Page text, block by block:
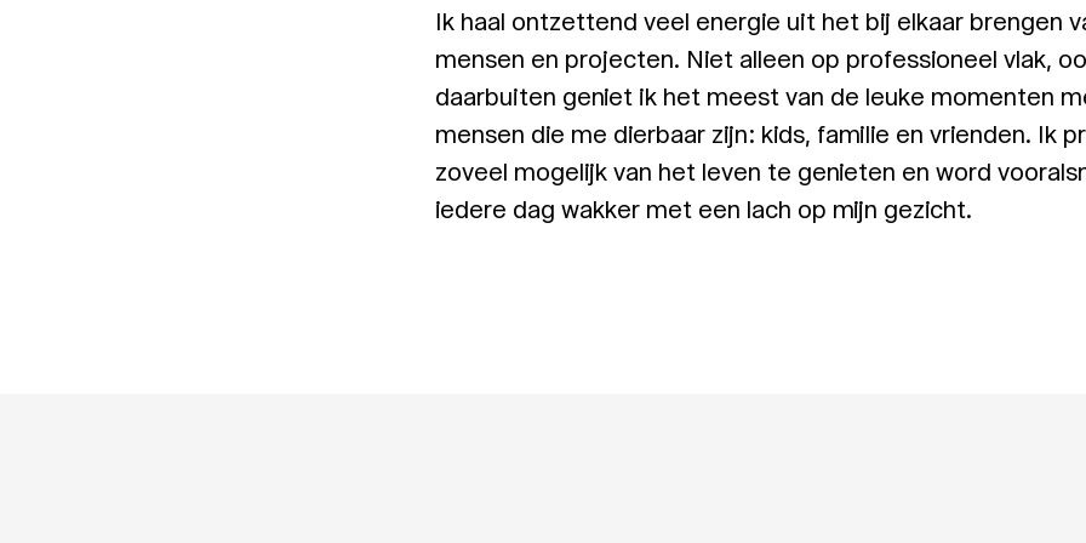
Ik haal ontzettend veel energie uit het bij elkaar brengen
mensen en projecten. Niet alleen op professioneel vlak,
daarbuiten geniet ik het meest van de leuke momenten
mensen die me dierbaar zijn: kids, familie en vrienden. Ik
zoveel mogelijk van het leven te genieten en word
iedere dag wakker met een lach op mijn gezicht.